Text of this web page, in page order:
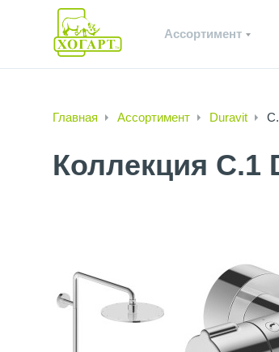
Ассортимент
Главная Ассортимент Duravit
Коллекция C.1